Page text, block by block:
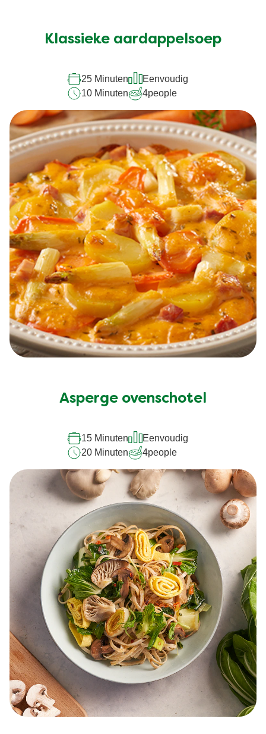
Klassieke aardappelsoep
25 Minuten
Eenvoudig
10 Minuten
4people
Asperge ovenschotel
15 Minuten
Eenvoudig
20 Minuten
4people